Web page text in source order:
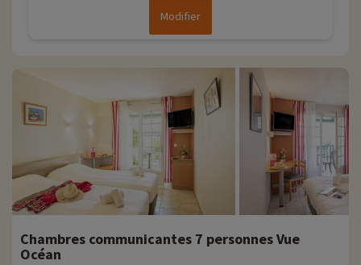
Modifier
Chambres communicantes 7 personnes Vue
Océan